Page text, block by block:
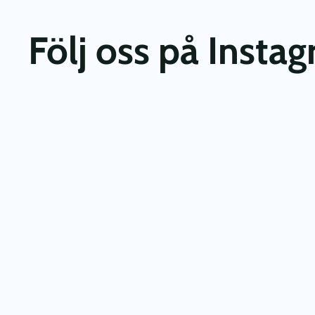
Följ oss på